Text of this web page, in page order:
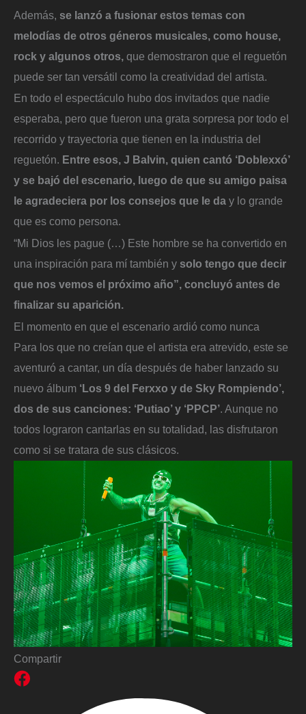
Además, se lanzó a fusionar estos temas con
melodías de otros géneros musicales, como house,
rock y algunos otros, que demostraron que el reguetón
puede ser tan versátil como la creatividad del artista.
En todo el espectáculo hubo dos invitados que nadie
esperaba, pero que fueron una grata sorpresa por todo el
recorrido y trayectoria que tienen en la industria del
reguetón. Entre esos, J Balvin, quien cantó ‘Doblexxó’
y se bajó del escenario, luego de que su amigo paisa
le agradeciera por los consejos que le da y lo grande
que es como persona.
“Mi Dios les pague (…) Este hombre se ha convertido en
una inspiración para mí también y solo tengo que decir
que nos vemos el próximo año”, concluyó antes de
finalizar su aparición.
El momento en que el escenario ardió como nunca
Para los que no creían que el artista era atrevido, este se
aventuró a cantar, un día después de haber lanzado su
nuevo álbum ‘Los 9 del Ferxxo y de Sky Rompiendo’,
dos de sus canciones: ‘Putiao’ y ‘PPCP’. Aunque no
todos lograron cantarlas en su totalidad, las disfrutaron
como si se tratara de sus clásicos.
Compartir